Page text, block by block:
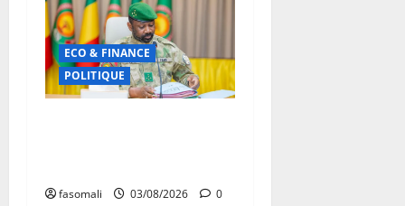
ECO & FINANCE
POLITIQUE
fasomali 03/08/2026 0